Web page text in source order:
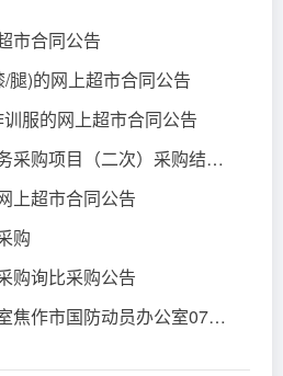
市合同公告
2026-08-07
/腿)的网上超市合同公告
2026-08-07
服的网上超市合同公告
2026-08-07
采购项目（二次）采购结果公示（2026-JWHJLN-F4003）
上超市合同公告
购
购询比采购公告
2026-08-07
焦作市人民防空办公室焦作市国防动员办公室07式丛林
2026-08-06